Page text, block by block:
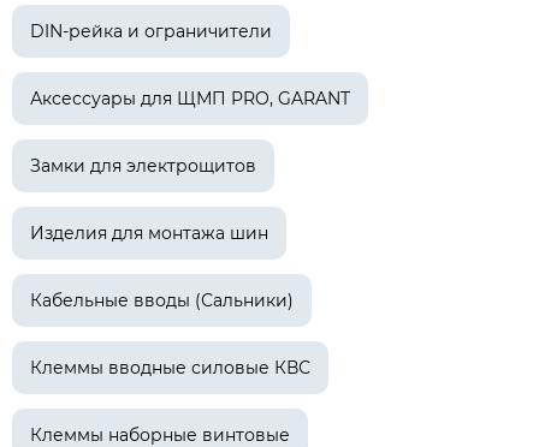
DIN-рейка и ограничители
Аксессуары для ЩМП PRO, GARANT
Замки для электрощитов
Изделия для монтажа шин
Кабельные вводы (Сальники)
Клеммы вводные силовые КВС
Клеммы наборные винтовые